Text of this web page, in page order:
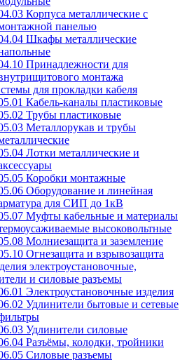
Корпуса металлические с
панелью
Шкафы металлические
Принадлежности для
монтажа
для прокладки кабеля
Кабель-каналы пластиковые
Трубы пластиковые
Металлорукав и трубы
Лотки металлические и
Коробки монтажные
Оборудование и линейная
для СИП до 1кВ
Муфты кабельные и материалы
высоковольтные
Молниезащита и заземление
Огнезащита и взрывозащита
электроустановочные,
и силовые разъемы
Электроустановочные изделия
Удлинители бытовые и сетевые
Удлинители силовые
Разъёмы, колодки, тройники
Силовые разъемы